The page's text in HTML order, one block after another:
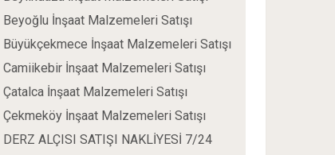
Beyoğlu İnşaat Malzemeleri Satışı
Büyükçekmece İnşaat Malzemeleri Satışı
Camiikebir İnşaat Malzemeleri Satışı
Çatalca İnşaat Malzemeleri Satışı
Çekmeköy İnşaat Malzemeleri Satışı
DERZ ALÇISI SATIŞI NAKLİYESİ 7/24